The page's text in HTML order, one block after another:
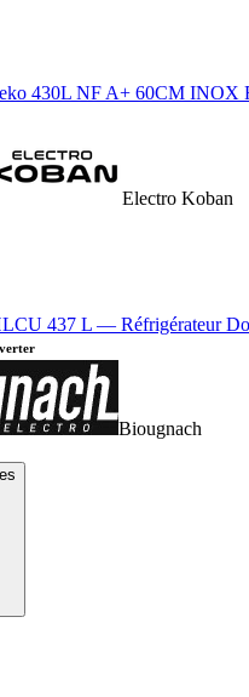
430L NF A+ 60CM INOX
Electro Koban
437 L — Réfrigérateur
Biougnach